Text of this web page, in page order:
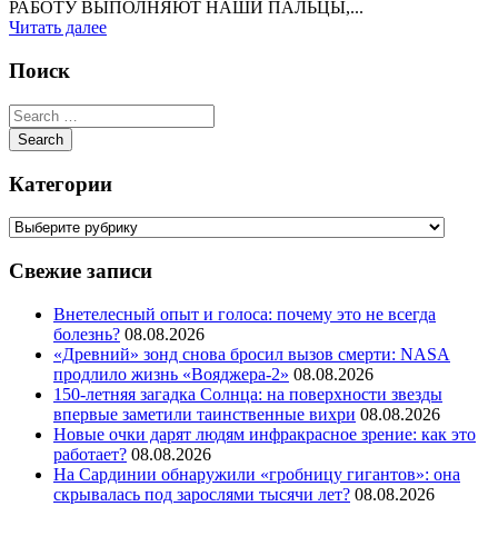
РАБОТУ ВЫПОЛНЯЮТ НАШИ ПАЛЬЦЫ,...
Читать далее
Поиск
Категории
Свежие записи
Внетелесный опыт и голоса: почему это не всегда
болезнь? 08.08.2026
«Древний» зонд снова бросил вызов смерти: NASA
продлило жизнь «Вояджера-2» 08.08.2026
150-летняя загадка Солнца: на поверхности звезды
впервые заметили таинственные вихри 08.08.2026
Новые очки дарят людям инфракрасное зрение: как это
работает? 08.08.2026
На Сардинии обнаружили «гробницу гигантов»: она
скрывалась под зарослями тысячи лет? 08.08.2026